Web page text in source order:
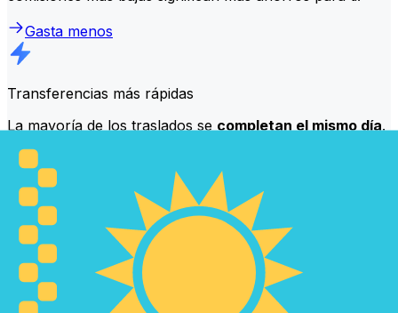
Gasta menos
Transferencias más rápidas
La mayoría de los traslados se completan el mismo día.
momento es importante.
Envía más rápido
Preguntas frecuentes
¿Qué es un código SWIFT y por qué lo necesito en Kazajistán?